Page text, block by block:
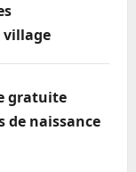
gratuite
de naissance